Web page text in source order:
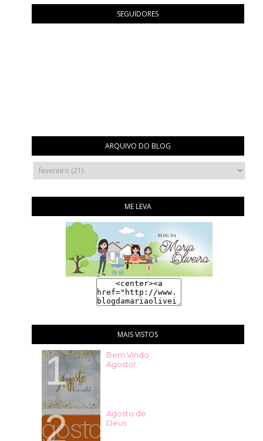
SEGUIDORES
ARQUIVO DO BLOG
ME LEVA
MAIS VISTOS
Bem Vindo
Agosto!
Agosto de
Deus